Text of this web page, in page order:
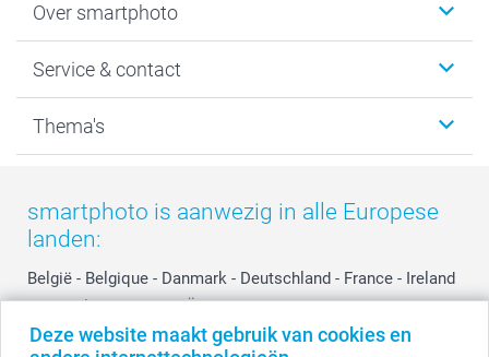
Deze website maakt gebruik van cookies en
Fotoboeken
Fotocadeaus
Kaarten
Over smartphoto
Vacatures
Bestelproces
Privacy
Cookiebeleid
Reviews
Prijslijst
Investor Relations
Service & contact
Tevredenheidsgarantie
smartbonus
smartfriends
service@smartphoto.nl
Affiliate partnerprogramma
Partnerships
Thema's
Moederdag
Vaderdag
Huwelijk
smartphoto is aanwezig in alle Europese
landen:
België - Belgique - Danmark - Deutschland - France - Ireland
- Nederland - Norge - Österreich - Schweiz - Suisse -
Switzerland - Suomi - Sverige - United Kingdom -